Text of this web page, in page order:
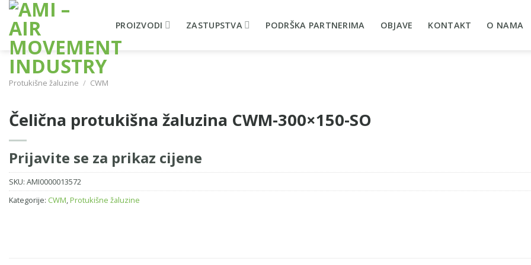
Skip
content
PROIZVODI ZASTUPSTVA PODRŠKA PARTNERIMA OBJAVE KONTAKT O NAMA
Protukišne žaluzine / CWM
Čelična protukišna žaluzina CWM-300×150-SO
Prijavite se za prikaz cijene
SKU: AMI0000013572
Kategorije: CWM, Protukišne žaluzine